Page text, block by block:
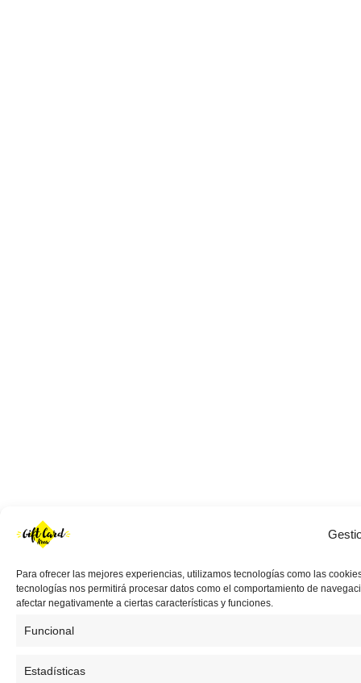
Para ofrecer las mejores experiencias, utilizamos tecnologías como las
tecnologías nos permitirá procesar datos como el comportamiento de
afectar negativamente a ciertas características y funciones.
Funcional
Estadísticas